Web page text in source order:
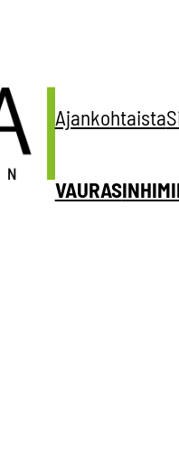
Ajankohtaista
VAURAS